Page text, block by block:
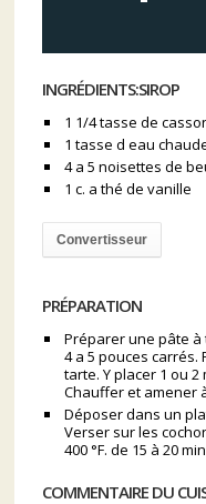
INGRÉDIENTS:SIROP
1 1/4 tasse de
1 tasse d eau
4 a 5 noisettes de
1 c. a thé de vanille
Convertisseur
PRÉPARATION
Préparer une pâte
4 a 5 pouces
tarte. Y placer 1 ou
Chauffer et amener
Déposer dans un
Verser sur les
400 °F. de 15 à 20
COMMENTAIRE DU